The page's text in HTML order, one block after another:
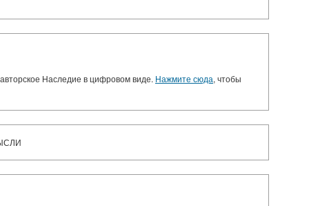
Наследие в цифровом виде. Нажмите сюда, чтобы